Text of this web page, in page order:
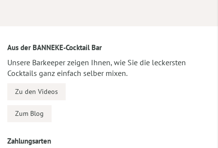
Aus der BANNEKE-Cocktail Bar
Unsere Barkeeper zeigen Ihnen, wie Sie die leckersten
Cocktails ganz einfach selber mixen.
Zu den Videos
Zum Blog
Zahlungsarten